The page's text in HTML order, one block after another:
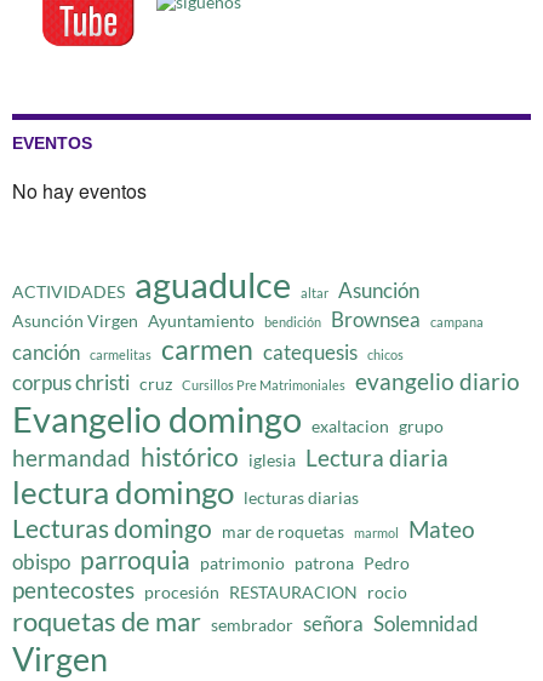
EVENTOS
No hay eventos
ACTIVIDADES aguadulce altar Asunción
Asunción Virgen Ayuntamiento bendición Brownsea campana
canción carmelitas carmen catequesis chicos
corpus christi cruz Cursillos Pre Matrimoniales evangelio diario
Evangelio domingo exaltacion grupo
hermandad histórico iglesia Lectura diaria
lectura domingo lecturas diarias
Lecturas domingo mar de roquetas marmol Mateo
obispo parroquia patrimonio patrona Pedro
pentecostes procesión RESTAURACION rocio
roquetas de mar sembrador señora Solemnidad
Virgen